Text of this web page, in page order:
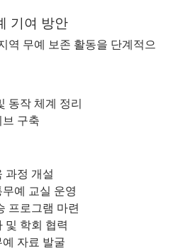
기여 방안
역 무예 보존 활동을 단계적으
동작 체계 정리
구축
과정 개설
예 교실 운영
프로그램 마련
및 학회 협력
자료 발굴